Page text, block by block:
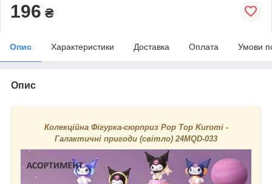
196 ₴
Опис Характеристики Доставка Оплата Умови
Опис
Колекційна Фігурка-сюрприз Pop Top Kuromi -
Галактичні пригоди (світло) 24MQD-033